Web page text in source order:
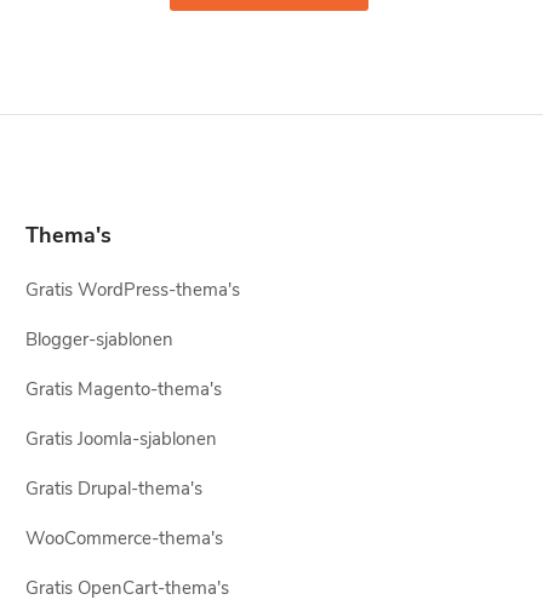
Thema's
Gratis WordPress-thema's
Blogger-sjablonen
Gratis Magento-thema's
Gratis Joomla-sjablonen
Gratis Drupal-thema's
WooCommerce-thema's
Gratis OpenCart-thema's